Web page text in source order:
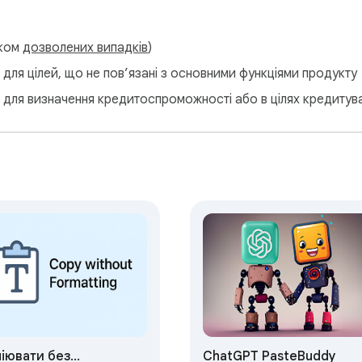
всіх, хто цінує ефективність і точність у щоденних
вставлення без форматування
і спростіть свій щоденний робочий процес.
чи заповнюєте форми, цей інструмент забезпечує, щоб ваш
дозволених випадків)
цілей, що не пов’язані з основними функціями продукту
визначення кредитоспроможності або в цілях
без ChatGPT PasteBuddy